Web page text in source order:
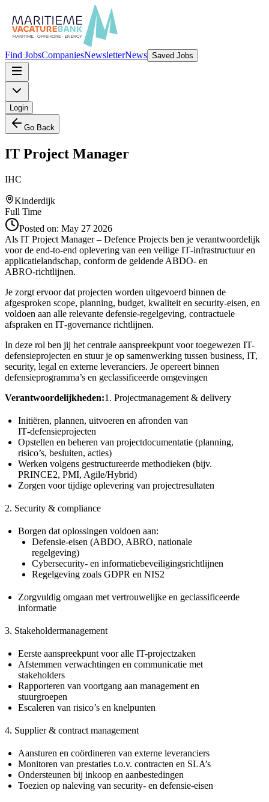
Find JobsCompaniesNewsletterNews Saved Jobs
Login
Go Back
IT Project Manager
IHC
Kinderdijk
Full Time
Posted on: May 27 2026
Als IT Project Manager – Defence Projects ben je verantwoordelijk
voor de end-to-end oplevering van een veilige IT‑infrastructuur en
applicatielandschap, conform de geldende ABDO- en
ABRO‑richtlijnen.
Je zorgt ervoor dat projecten worden uitgevoerd binnen de
afgesproken scope, planning, budget, kwaliteit en security-eisen, en
voldoen aan alle relevante defensie‑regelgeving, contractuele
afspraken en IT‑governance richtlijnen.
In deze rol ben jij het centrale aanspreekpunt voor toegewezen IT-
defensieprojecten en stuur je op samenwerking tussen business, IT,
security, legal en externe leveranciers. Je opereert binnen
defensieprogramma’s en geclassificeerde omgevingen
Verantwoordelijkheden:1. Projectmanagement & delivery
Initiëren, plannen, uitvoeren en afronden van
IT‑defensieprojecten
Opstellen en beheren van projectdocumentatie (planning,
risico’s, besluiten, acties)
Werken volgens gestructureerde methodieken (bijv.
PRINCE2, PMI, Agile/Hybrid)
Zorgen voor tijdige oplevering van projectresultaten
2. Security & compliance
Borgen dat oplossingen voldoen aan:
Defensie-eisen (ABDO, ABRO, nationale
regelgeving)
Cybersecurity- en informatiebeveiligingsrichtlijnen
Regelgeving zoals GDPR en NIS2
Zorgvuldig omgaan met vertrouwelijke en geclassificeerde
informatie
3. Stakeholdermanagement
Eerste aanspreekpunt voor alle IT-projectzaken
Afstemmen verwachtingen en communicatie met
stakeholders
Rapporteren van voortgang aan management en
stuurgroepen
Escaleren van risico’s en knelpunten
4. Supplier & contract management
Aansturen en coördineren van externe leveranciers
Monitoren van prestaties t.o.v. contracten en SLA’s
Ondersteunen bij inkoop en aanbestedingen
Toezien op naleving van security- en defensie-eisen